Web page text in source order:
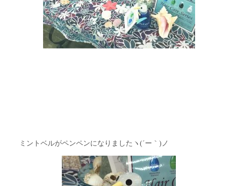
ミントベルがペンペンになりましたヽ(´ー｀)ノ